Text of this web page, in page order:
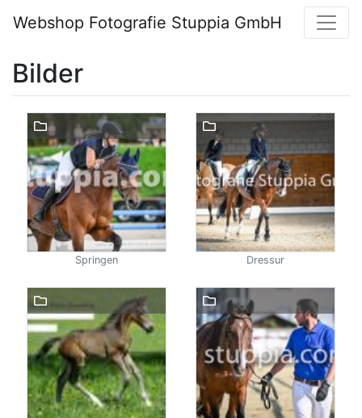
Webshop Fotografie Stuppia GmbH
Bilder
Springen Dressur